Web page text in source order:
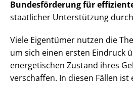
Bundesförderung für
staatlicher Unterstützung
Viele Eigentümer nutzen die
um sich einen ersten Eindruck
energetischen Zustand ihres
verschaffen. In diesen Fällen ist